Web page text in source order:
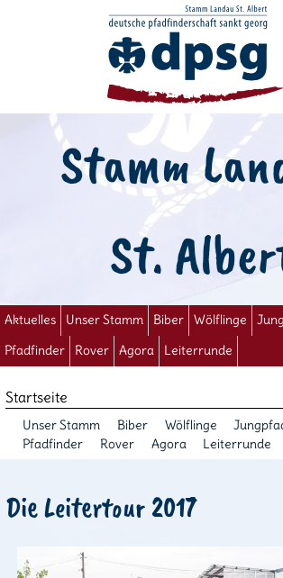
Stamm
St.
Aktuelles Unser Stamm Biber Wölflinge
Pfadfinder
Rover Agora Leiterrunde
Startseite
Unser Stamm Biber Wölflinge
Pfadfinder
Rover Agora Leiterrunde
Die Leitertour 2017